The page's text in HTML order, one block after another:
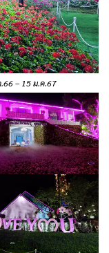
– 15 ม.ค.67